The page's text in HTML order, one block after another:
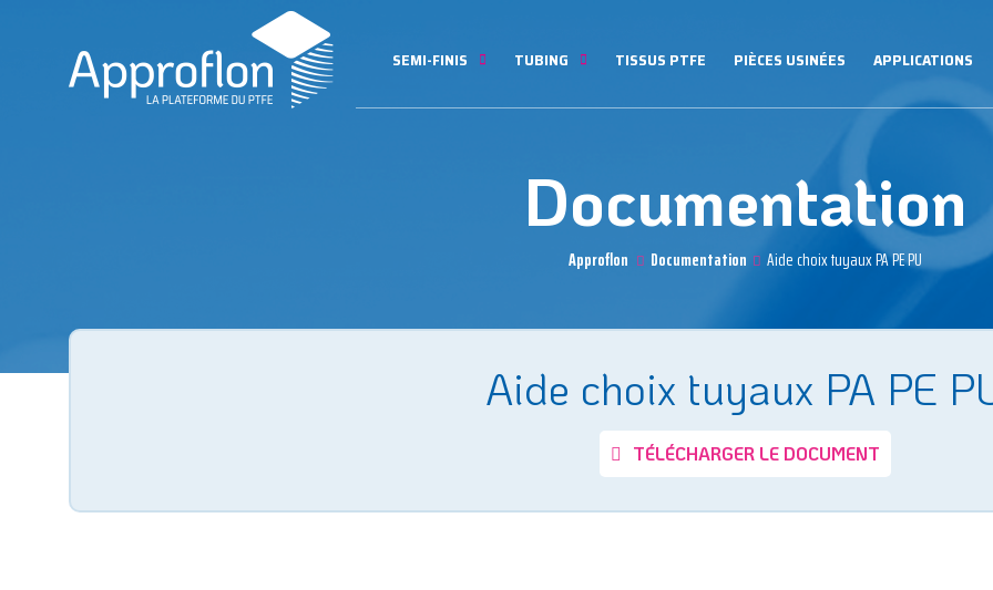
SEMI-FINIS TUBING TISSUS PTFE PIÈCES USINÉES APPLICATIONS
Documentation
Approflon Documentation Aide choix tuyaux PA PE PU
Aide choix tuyaux PA PE
TÉLÉCHARGER LE DOCUMENT